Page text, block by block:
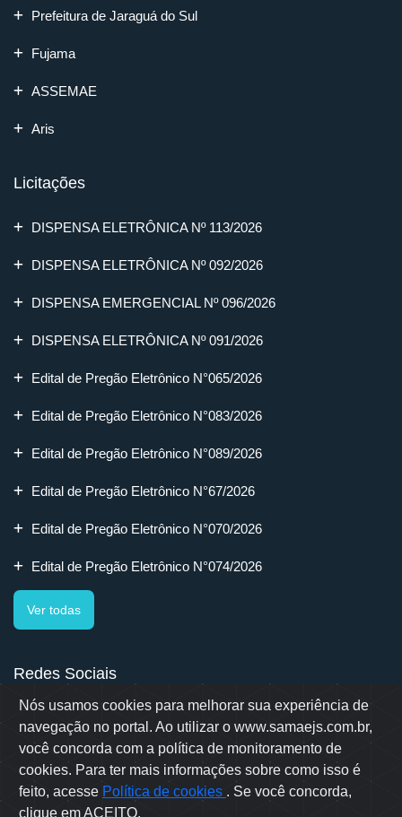
Nós usamos cookies para melhorar sua experiência de
navegação no portal. Ao utilizar o www.samaejs.com.br,
você concorda com a política de monitoramento de
cookies. Para ter mais informações sobre como isso é
feito, acesse Política de cookies . Se você concorda,
clique em ACEITO.
Prefeitura de Jaraguá do Sul
Fujama
ASSEMAE
Aris
Licitações
DISPENSA ELETRÔNICA Nº 113/2026
DISPENSA ELETRÔNICA Nº 092/2026
DISPENSA EMERGENCIAL Nº 096/2026
DISPENSA ELETRÔNICA Nº 091/2026
Edital de Pregão Eletrônico N°065/2026
Edital de Pregão Eletrônico N°083/2026
Edital de Pregão Eletrônico N°089/2026
Edital de Pregão Eletrônico N°67/2026
Edital de Pregão Eletrônico N°070/2026
Edital de Pregão Eletrônico N°074/2026
Ver todas
Redes Sociais
Rua Erwino Menegotti, 478 - Bairro Água Verde - Jaraguá do Sul
- SC
Samae © 2022 - Todos os direitos reservados